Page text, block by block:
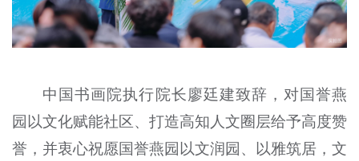
中国书画院执行院长廖廷建致辞，对国誉燕
园以文化赋能社区、打造高知人文圈层给予高度赞
誉，并衷心祝愿国誉燕园以文润园、以雅筑居，文